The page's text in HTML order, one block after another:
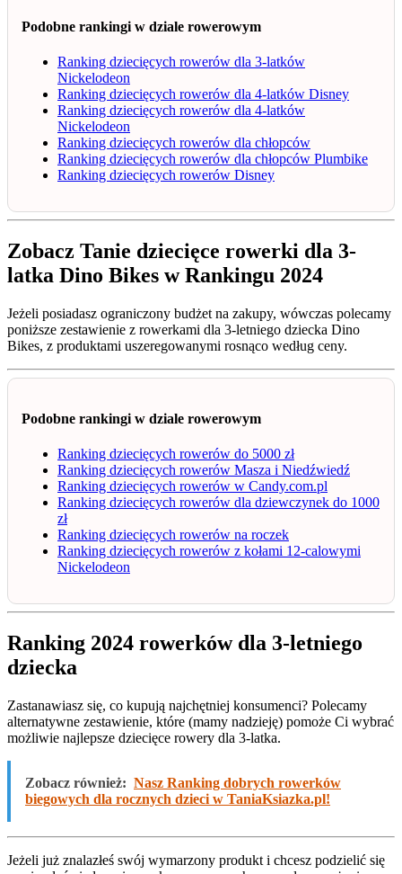
Podobne rankingi w dziale rowerowym
Ranking dziecięcych rowerów dla 3-latków
Nickelodeon
Ranking dziecięcych rowerów dla 4-latków Disney
Ranking dziecięcych rowerów dla 4-latków
Nickelodeon
Ranking dziecięcych rowerów dla chłopców
Ranking dziecięcych rowerów dla chłopców Plumbike
Ranking dziecięcych rowerów Disney
Zobacz Tanie dziecięce rowerki dla 3-
latka Dino Bikes w Rankingu 2024
Jeżeli posiadasz ograniczony budżet na zakupy, wówczas polecamy
poniższe zestawienie z rowerkami dla 3-letniego dziecka Dino
Bikes, z produktami uszeregowanymi rosnąco według ceny.
Podobne rankingi w dziale rowerowym
Ranking dziecięcych rowerów do 5000 zł
Ranking dziecięcych rowerów Masza i Niedźwiedź
Ranking dziecięcych rowerów w Candy.com.pl
Ranking dziecięcych rowerów dla dziewczynek do 1000
zł
Ranking dziecięcych rowerów na roczek
Ranking dziecięcych rowerów z kołami 12-calowymi
Nickelodeon
Ranking 2024 rowerków dla 3-letniego
dziecka
Zastanawiasz się, co kupują najchętniej konsumenci? Polecamy
alternatywne zestawienie, które (mamy nadzieję) pomoże Ci wybrać
możliwie najlepsze dziecięce rowery dla 3-latka.
Zobacz również: Nasz Ranking dobrych rowerków
biegowych dla rocznych dzieci w TaniaKsiazka.pl!
Jeżeli już znalazłeś swój wymarzony produkt i chcesz podzielić się